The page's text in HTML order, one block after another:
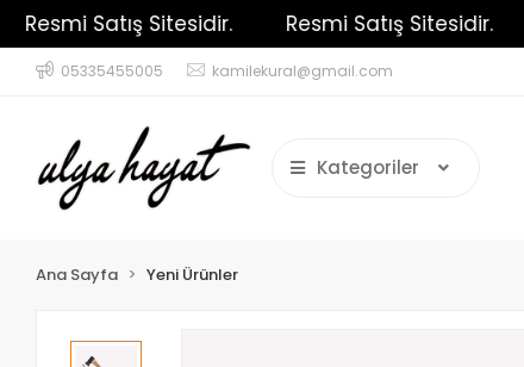
Satış Sitesidir. Resmi Satış Sitesidir.
05335455005 kamilekural@gmail.com
Kategoriler
Ana Sayfa Yeni Ürünler